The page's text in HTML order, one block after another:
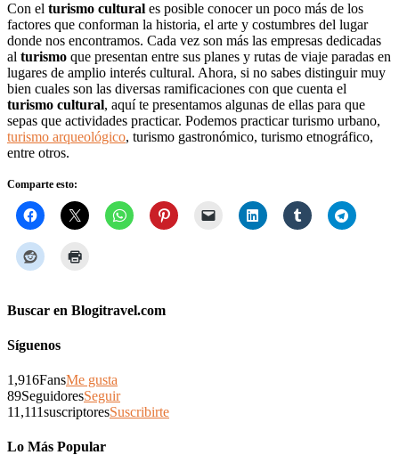
Con el turismo cultural es posible conocer un poco más de los
factores que conforman la historia, el arte y costumbres del lugar
donde nos encontramos. Cada vez son más las empresas dedicadas
al turismo que presentan entre sus planes y rutas de viaje paradas en
lugares de amplio interés cultural. Ahora, si no sabes distinguir muy
bien cuales son las diversas ramificaciones con que cuenta el
turismo cultural, aquí te presentamos algunas de ellas para que
sepas que actividades practicar. Podemos practicar turismo urbano,
turismo arqueológico, turismo gastronómico, turismo etnográfico,
entre otros.
Comparte esto:
Buscar en Blogitravel.com
Síguenos
1,916FansMe gusta
89SeguidoresSeguir
11,111suscriptoresSuscribirte
Lo Más Popular